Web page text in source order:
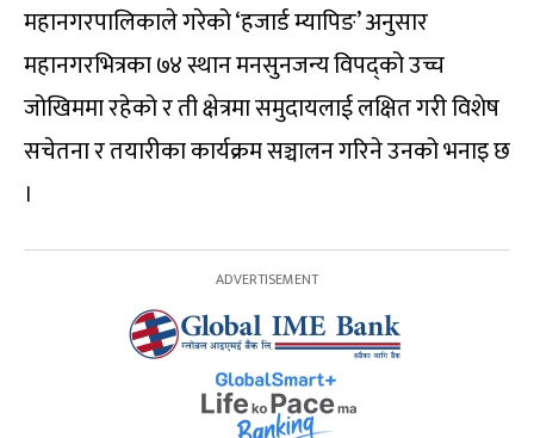
महानगरपालिकाले गरेको ‘हजार्ड म्यापिङ’ अनुसार
महानगरभित्रका ७४ स्थान मनसुनजन्य विपद्को उच्च
जोखिममा रहेको र ती क्षेत्रमा समुदायलाई लक्षित गरी विशेष
सचेतना र तयारीका कार्यक्रम सञ्चालन गरिने उनको भनाइ छ
।